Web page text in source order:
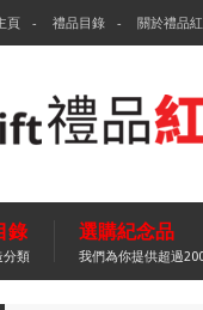
頁 禮品目錄 關於禮品紅
錄
分類
選購紀念品
我們為你提供超過